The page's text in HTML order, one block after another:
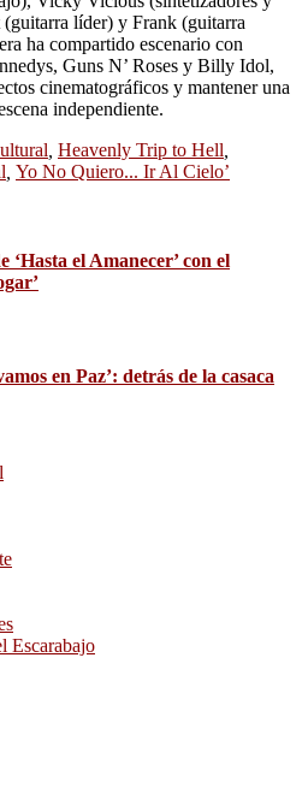
líder) y Frank (guitarra
ha compartido escenario con
Guns N’ Roses y Billy Idol,
cinematográficos y mantener una
independiente.
, Heavenly Trip to Hell,
, Yo No Quiero... Ir Al Cielo’
el Amanecer’ con el
en Paz’: detrás de la casaca
Escarabajo